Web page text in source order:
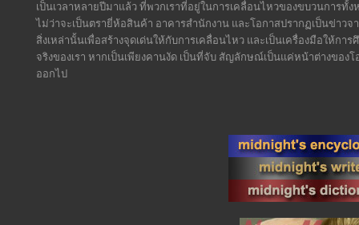
เป็นเวลาหลายปีมาแล้ว ที่พวกเราที่อยู่ในการเคลื่อนไหวของขบวนการ
ไม่ว่าจะเป็นตรายี่ห้อสินค้า อาคารสำนักงาน และโอกาสปรากฏเป็นข่าว
สิ่งเหล่านั้นเพื่อสร้างจุดเด่นให้กับการเคลื่อนไหว และเป็นเครื่องมือให้
จริงของเรา หากเป็นเพียงคานงัด เป็นที่จับ สัญลักษณ์เป็นแค่หน้าต่างของ
ออกไป